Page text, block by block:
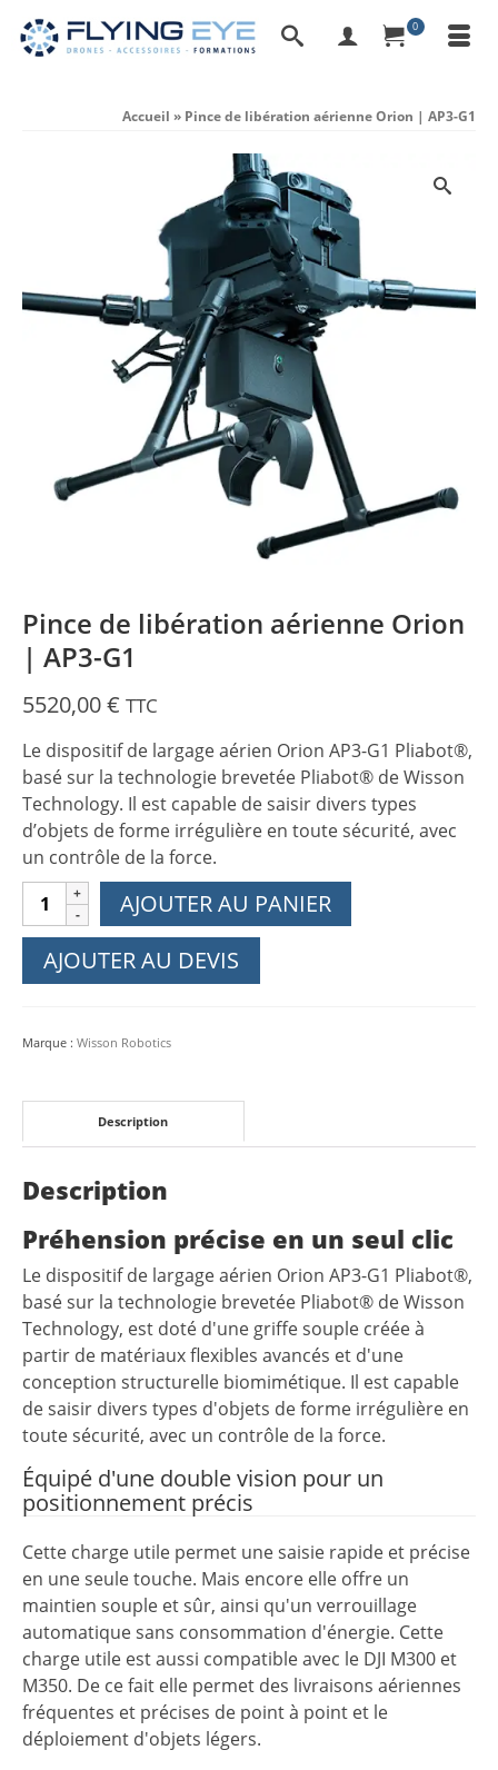
0
Accueil » Pince de libération aérienne Orion | AP3-G1
Pince de libération aérienne Orion
| AP3-G1
5520,00€ TTC
Le dispositif de largage aérien Orion AP3-G1 Pliabot®,
basé sur la technologie brevetée Pliabot® de Wisson
Technology. Il est capable de saisir divers types
d’objets de forme irrégulière en toute sécurité, avec
un contrôle de la force.
quantité
de
Pince
Orion
AP3-
AJOUTER AU PANIER
AJOUTER AU DEVIS
Marque : Wisson Robotics
Description
Description
Préhension précise en un seul clic
Le dispositif de largage aérien Orion AP3-G1 Pliabot®,
basé sur la technologie brevetée Pliabot® de Wisson
Technology, est doté d'une griffe souple créée à
partir de matériaux flexibles avancés et d'une
conception structurelle biomimétique. Il est capable
de saisir divers types d'objets de forme irrégulière en
toute sécurité, avec un contrôle de la force.
Équipé d'une double vision pour un
positionnement précis
Cette charge utile permet une saisie rapide et précise
en une seule touche. Mais encore elle offre un
maintien souple et sûr, ainsi qu'un verrouillage
automatique sans consommation d'énergie. Cette
charge utile est aussi compatible avec le DJI M300 et
M350. De ce fait elle permet des livraisons aériennes
fréquentes et précises de point à point et le
déploiement d'objets légers.